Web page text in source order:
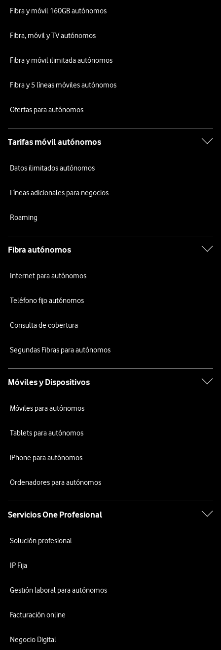
Fibra y móvil 160GB autónomos
Fibra, móvil y TV autónomos
Fibra y móvil ilimitada autónomos
Fibra y 5 líneas móviles autónomos
Ofertas para autónomos
Tarifas móvil autónomos
Datos ilimitados autónomos
Líneas adicionales para negocios
Roaming
Fibra autónomos
Internet para autónomos
Teléfono fijo autónomos
Consulta de cobertura
Segundas Fibras para autónomos
Móviles y Dispositivos
Móviles para autónomos
Tablets para autónomos
iPhone para autónomos
Ordenadores para autónomos
Servicios One Profesional
Solución profesional
IP Fija
Gestión laboral para autónomos
Facturación online
Negocio Digital